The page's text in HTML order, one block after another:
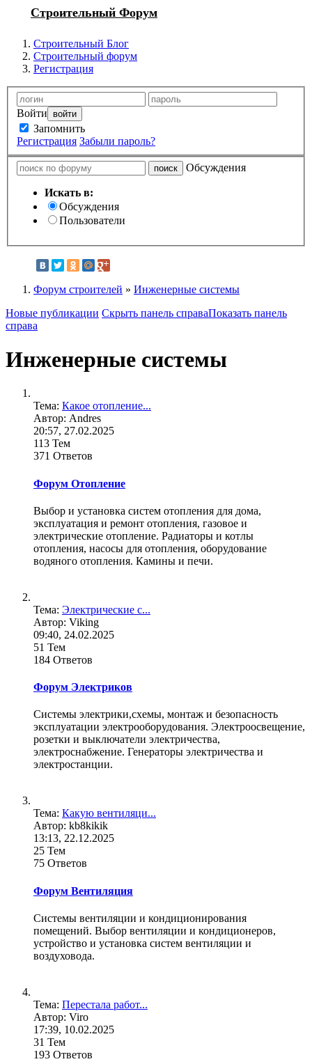
Строительный Форум
Строительный Блог
Строительный форум
Регистрация
Войти
Запомнить
Регистрация Забыли пароль?
Обсуждения
Искать в:
Обсуждения
Пользователи
Форум строителей » Инженерные системы
Новые публикации Скрыть панель справаПоказать панель
справа
Инженерные системы
Тема: Какое отопление...
Автор: Andres
20:57, 27.02.2025
113 Тем
371 Ответов
Форум Отопление
Выбор и установка систем отопления для дома,
эксплуатация и ремонт отопления, газовое и
электрические отопление. Радиаторы и котлы
отопления, насосы для отопления, оборудование
водяного отопления. Камины и печи.
Тема: Электрические с...
Автор: Viking
09:40, 24.02.2025
51 Тем
184 Ответов
Форум Электриков
Системы электрики,схемы, монтаж и безопасность
эксплуатации электрооборудования. Электроосвещение,
розетки и выключатели электричества,
электроснабжение. Генераторы электричества и
электростанции.
Тема: Какую вентиляци...
Автор: kb8kikik
13:13, 22.12.2025
25 Тем
75 Ответов
Форум Вентиляция
Системы вентиляции и кондиционирования
помещений. Выбор вентиляции и кондиционеров,
устройство и установка систем вентиляции и
воздуховода.
Тема: Перестала работ...
Автор: Viro
17:39, 10.02.2025
31 Тем
193 Ответов